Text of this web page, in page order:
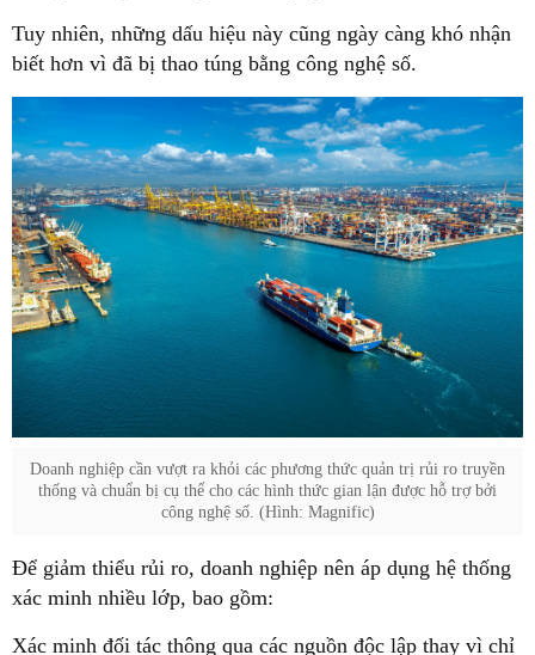
Tuy nhiên, những dấu hiệu này cũng ngày càng khó nhận
biết hơn vì đã bị thao túng bằng công nghệ số.
Doanh nghiệp cần vượt ra khỏi các phương thức quản trị rủi ro truyền
thống và chuẩn bị cụ thể cho các hình thức gian lận được hỗ trợ bởi
công nghệ số. (Hình: Magnific)
Để giảm thiểu rủi ro, doanh nghiệp nên áp dụng hệ thống
xác minh nhiều lớp, bao gồm:
Xác minh đối tác thông qua các nguồn độc lập thay vì chỉ